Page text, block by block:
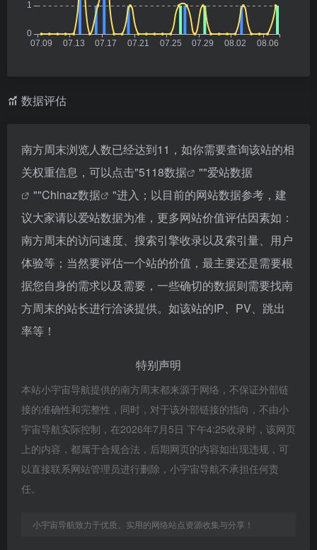
数据评估
南方周末浏览人数已经达到11，如你需要查询该站的相
关权重信息，可以点击"5118数据 ""爱站数据
""Chinaz数据
"进入；以目前的网站数据参考，建
议大家请以爱站数据为准，更多网站价值评估因素如：
南方周末的访问速度、搜索引擎收录以及索引量、用户
体验等；当然要评估一个站的价值，最主要还是需要根
据您自身的需求以及需要，一些确切的数据则需要找南
方周末的站长进行洽谈提供。如该站的IP、PV、跳出
率等！
特别声明
本站小宇宙导航提供的南方周末都来源于网络，不保证外部链
接的准确性和完整性，同时，对于该外部链接的指向，不由小
宇宙导航实际控制，在2026年7月5日 下午4:25收录时，该网页
上的内容，都属于合规合法，后期网页的内容如出现违规，可
以直接联系网站管理员进行删除，小宇宙导航不承担任何责
任。
小宇宙导航致力于优质、实用的网络站点资源收集与分享！